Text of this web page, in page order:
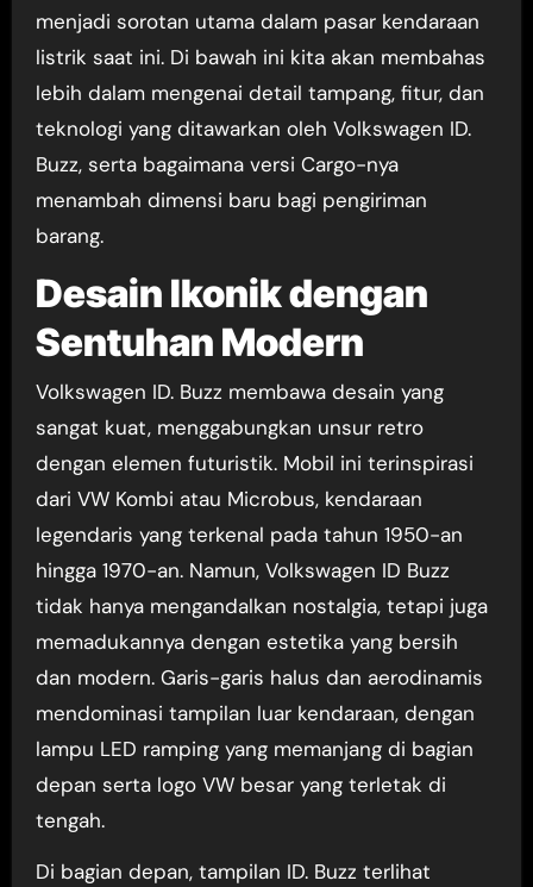
menjadi sorotan utama dalam pasar kendaraan
listrik saat ini. Di bawah ini kita akan membahas
lebih dalam mengenai detail tampang, fitur, dan
teknologi yang ditawarkan oleh Volkswagen ID.
Buzz, serta bagaimana versi Cargo-nya
menambah dimensi baru bagi pengiriman
barang.
Desain Ikonik dengan
Sentuhan Modern
Volkswagen ID. Buzz membawa desain yang
sangat kuat, menggabungkan unsur retro
dengan elemen futuristik. Mobil ini terinspirasi
dari VW Kombi atau Microbus, kendaraan
legendaris yang terkenal pada tahun 1950-an
hingga 1970-an. Namun, Volkswagen ID Buzz
tidak hanya mengandalkan nostalgia, tetapi juga
memadukannya dengan estetika yang bersih
dan modern. Garis-garis halus dan aerodinamis
mendominasi tampilan luar kendaraan, dengan
lampu LED ramping yang memanjang di bagian
depan serta logo VW besar yang terletak di
tengah.
Di bagian depan, tampilan ID. Buzz terlihat